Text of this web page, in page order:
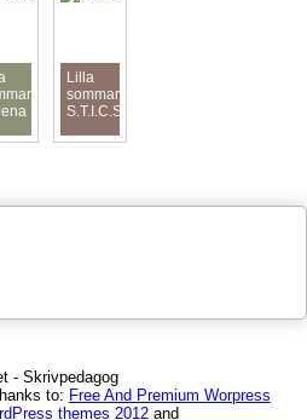
Fehrman
Lilla
sommarintervjun:
S.T.I.C.S
- Skrivpedagog
to: Free And Premium Worpress
themes 2012and